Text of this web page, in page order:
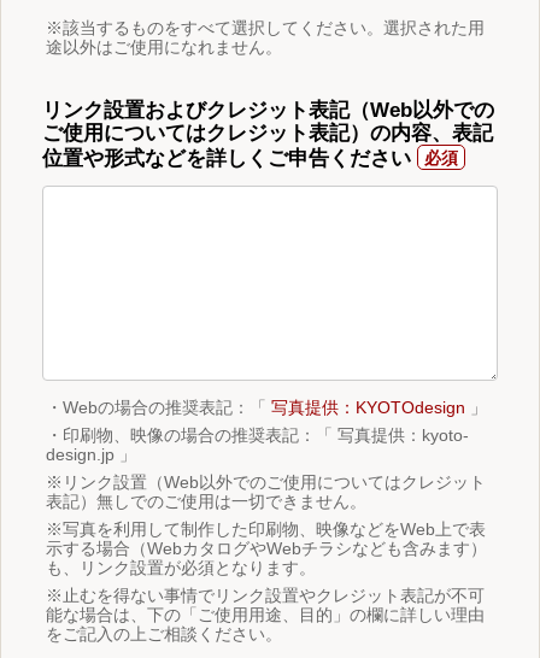
※該当するものをすべて選択してください。選択された用
途以外はご使用になれません。
リンク設置およびクレジット表記（Web以外での
ご使用についてはクレジット表記）の内容、表記
位置や形式などを詳しくご申告ください
・Webの場合の推奨表記：「 写真提供：KYOTOdesign 」
・印刷物、映像の場合の推奨表記：「 写真提供：kyoto-
design.jp 」
※リンク設置（Web以外でのご使用についてはクレジット
表記）無しでのご使用は一切できません。
※写真を利用して制作した印刷物、映像などをWeb上で表
示する場合（WebカタログやWebチラシなども含みます）
も、リンク設置が必須となります。
※止むを得ない事情でリンク設置やクレジット表記が不可
能な場合は、下の「ご使用用途、目的」の欄に詳しい理由
をご記入の上ご相談ください。